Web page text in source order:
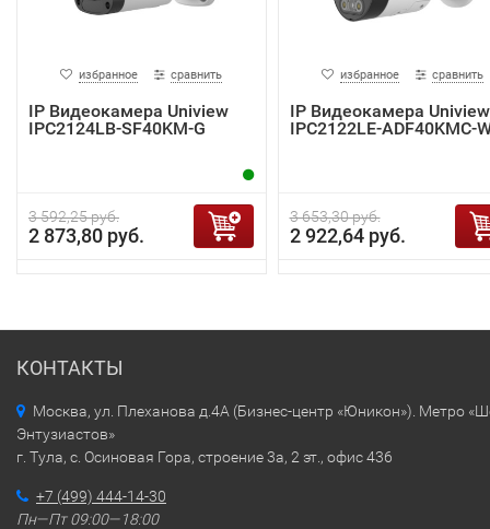
избранное сравнить
IP Видеокамера Uniview
IPC2124LB-SF40KM-G
3 592,25 руб.
2 873,80 руб.
избранное сравнить
IP Видеокамера Uniview
IPC2122LE-ADF40KMC-
3 653,30 руб.
2 922,64 руб.
КОНТАКТЫ
Москва, ул. Плеханова д.4А (Бизнес-центр «Юникон»). Метро
Энтузиастов»
г. Тула, с. Осиновая Гора, строение 3а, 2 эт., офис 436
+7 (499) 444-14-30
Пн—Пт 09:00—18:00